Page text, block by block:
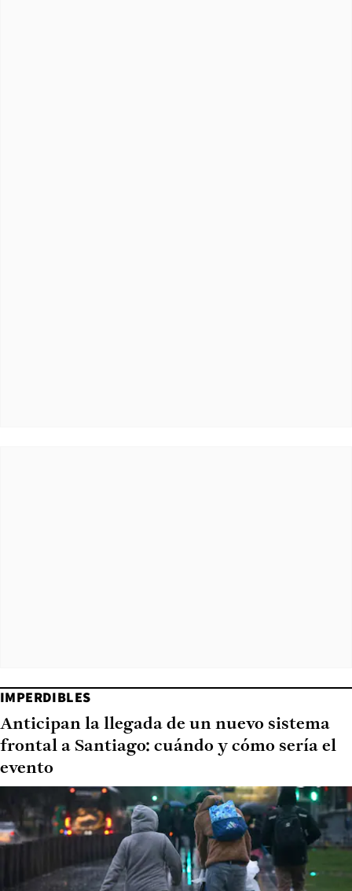
IMPERDIBLES
Anticipan la llegada de un nuevo sistema
frontal a Santiago: cuándo y cómo sería el
evento